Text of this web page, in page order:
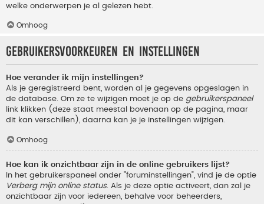
welke onderwerpen je al gelezen hebt.
Omhoog
Gebruikersvoorkeuren en instellingen
Hoe verander ik mijn instellingen?
Als je geregistreerd bent, worden al je gegevens opgeslagen in
de database. Om ze te wijzigen moet je op de gebruikerspaneel
link klikken (deze staat meestal bovenaan op de pagina, maar
dit kan verschillen), daarna kan je je instellingen wijzigen.
Omhoog
Hoe kan ik onzichtbaar zijn in de online gebruikers lijst?
In het gebruikerspaneel onder "foruminstellingen", vind je de optie
Verberg mijn online status. Als je deze optie activeert, dan zal je
onzichtbaar zijn voor iedereen, behalve voor beheerders,